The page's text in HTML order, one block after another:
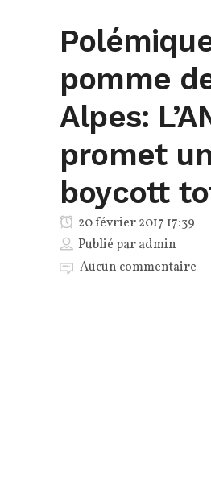
pomme
Alpes:
promet
boycott
20 février 2017 17:39
Publié paradmin
Aucun commentaire